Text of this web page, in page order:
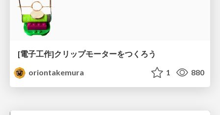
[電子工作]クリップモーターをつくろう
oriontakemura
1 880